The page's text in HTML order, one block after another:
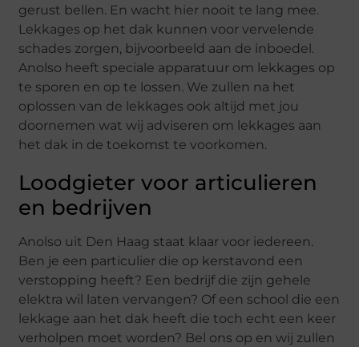
gerust bellen. En wacht hier nooit te lang mee.
Lekkages op het dak kunnen voor vervelende
schades zorgen, bijvoorbeeld aan de inboedel.
Anolso heeft speciale apparatuur om lekkages op
te sporen en op te lossen. We zullen na het
oplossen van de lekkages ook altijd met jou
doornemen wat wij adviseren om lekkages aan
het dak in de toekomst te voorkomen.
Loodgieter voor articulieren
en bedrijven
Anolso uit Den Haag staat klaar voor iedereen.
Ben je een particulier die op kerstavond een
verstopping heeft? Een bedrijf die zijn gehele
elektra wil laten vervangen? Of een school die een
lekkage aan het dak heeft die toch echt een keer
verholpen moet worden? Bel ons op en wij zullen